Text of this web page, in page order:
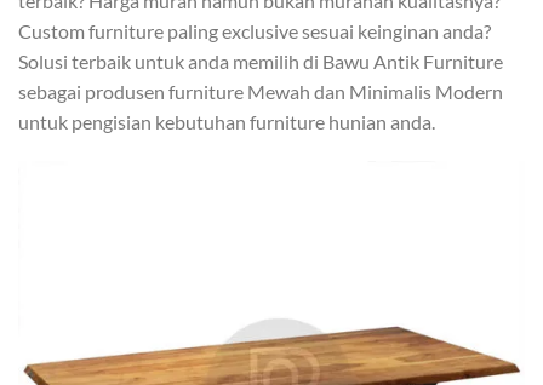
Custom furniture paling exclusive sesuai keinginan anda?
Solusi terbaik untuk anda memilih di Bawu Antik Furniture
sebagai produsen furniture Mewah dan Minimalis Modern
untuk pengisian kebutuhan furniture hunian anda.